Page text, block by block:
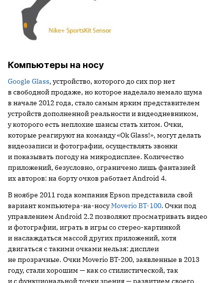
Компьютеры на носу
Google Glass, устройство, которого до сих пор нет
в свободной продаже, но которое наделало немало шума
в начале 2012 года, стало самым ярким представителем
устройств дополненной реальности и видеодневником,
у которого есть неплохие шансы стать хитом. Очки,
которые реагируют на команду «Ok Glass!», могут делать
видеозаписи и фотографии, осуществлять звонки
и показывать погоду на микродисплее. Количество
приложений, безусловно, ограничено лишь фантазией
их авторов: на борту очков работает Android 4.
В ноябре 2011 года компания Epson представила свой
вариант компьютера-на-носуMoverio BT-100. Очки под
управлением Android 2.2 позволяют просматривать видео
и фотографии, играть в игры со стерео-картинкой
и наслаждаться массой других приложений, хотя
двигаться с такими очками нельзя: дисплеи
не прозрачные. Очки Moverio BT-200, заявленные в 2013
году, стали хорошим — как со стилистической, так
и с функциональной точки зрения — развитием своего